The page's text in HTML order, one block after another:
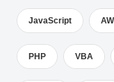
JavaScript
PHP VBA